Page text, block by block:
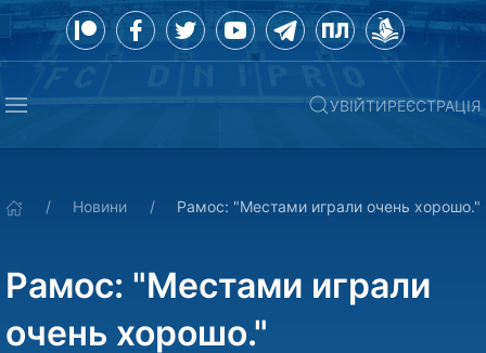
УВІЙТИРЕЄСТРАЦІЯ
Новини Рамос: "Местами играли очень хорошо."
Рамос: "Местами играли
очень хорошо."